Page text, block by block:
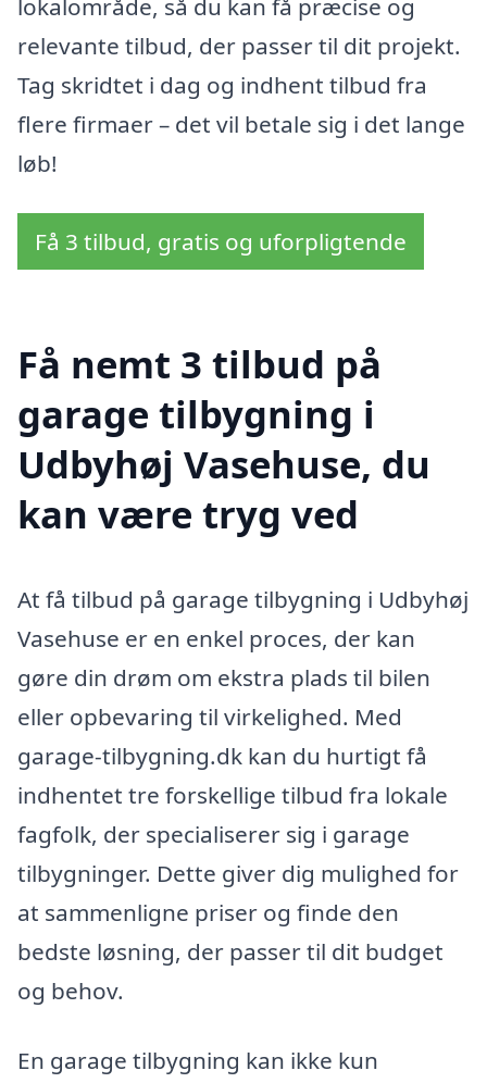
lokalområde, så du kan få præcise og
relevante tilbud, der passer til dit projekt.
Tag skridtet i dag og indhent tilbud fra
flere firmaer – det vil betale sig i det lange
løb!
Få 3 tilbud, gratis og uforpligtende
Få nemt 3 tilbud på
garage tilbygning i
Udbyhøj Vasehuse, du
kan være tryg ved
At få tilbud på garage tilbygning i Udbyhøj
Vasehuse er en enkel proces, der kan
gøre din drøm om ekstra plads til bilen
eller opbevaring til virkelighed. Med
garage-tilbygning.dk kan du hurtigt få
indhentet tre forskellige tilbud fra lokale
fagfolk, der specialiserer sig i garage
tilbygninger. Dette giver dig mulighed for
at sammenligne priser og finde den
bedste løsning, der passer til dit budget
og behov.
En garage tilbygning kan ikke kun